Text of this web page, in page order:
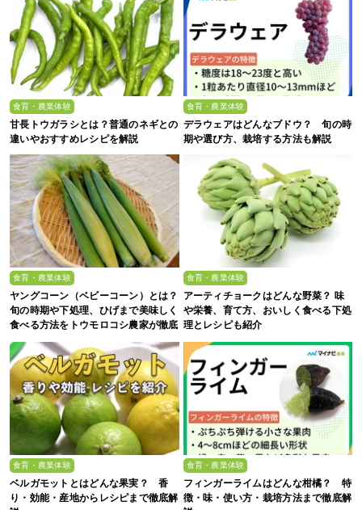
食育・農業体験
甘長トウガラシとは？普通のネギとの
違いやおすすめレシピを解説
食育・農業体験
デラウェアはどんなブドウ？ 旬の時
期や選び方、栽培する方法も解説
食育・農業体験
ヤングコーン（ベビーコーン）とは？
旬の時期や下処理、ひげまで美味しく
食べる方法をトウモロコシ農家が徹底
解説！
食育・農業体験
アーティチョークはどんな野菜？ 味
や栄養、育て方、おいしく食べる下処
理とレシピも紹介
食育・農業体験
ベルガモットとはどんな果実？ 香
り・効能・産地からレシピまで徹底解
食育・農業体験
フィンガーライムはどんな柑橘？ 特
徴・味・使い方・栽培方法まで徹底解